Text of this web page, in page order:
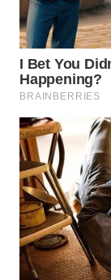
WN
NIAS
WN
LANGKAT
WN
TAPANULI
SELATAN
WN
TANJUNG
LESUNG